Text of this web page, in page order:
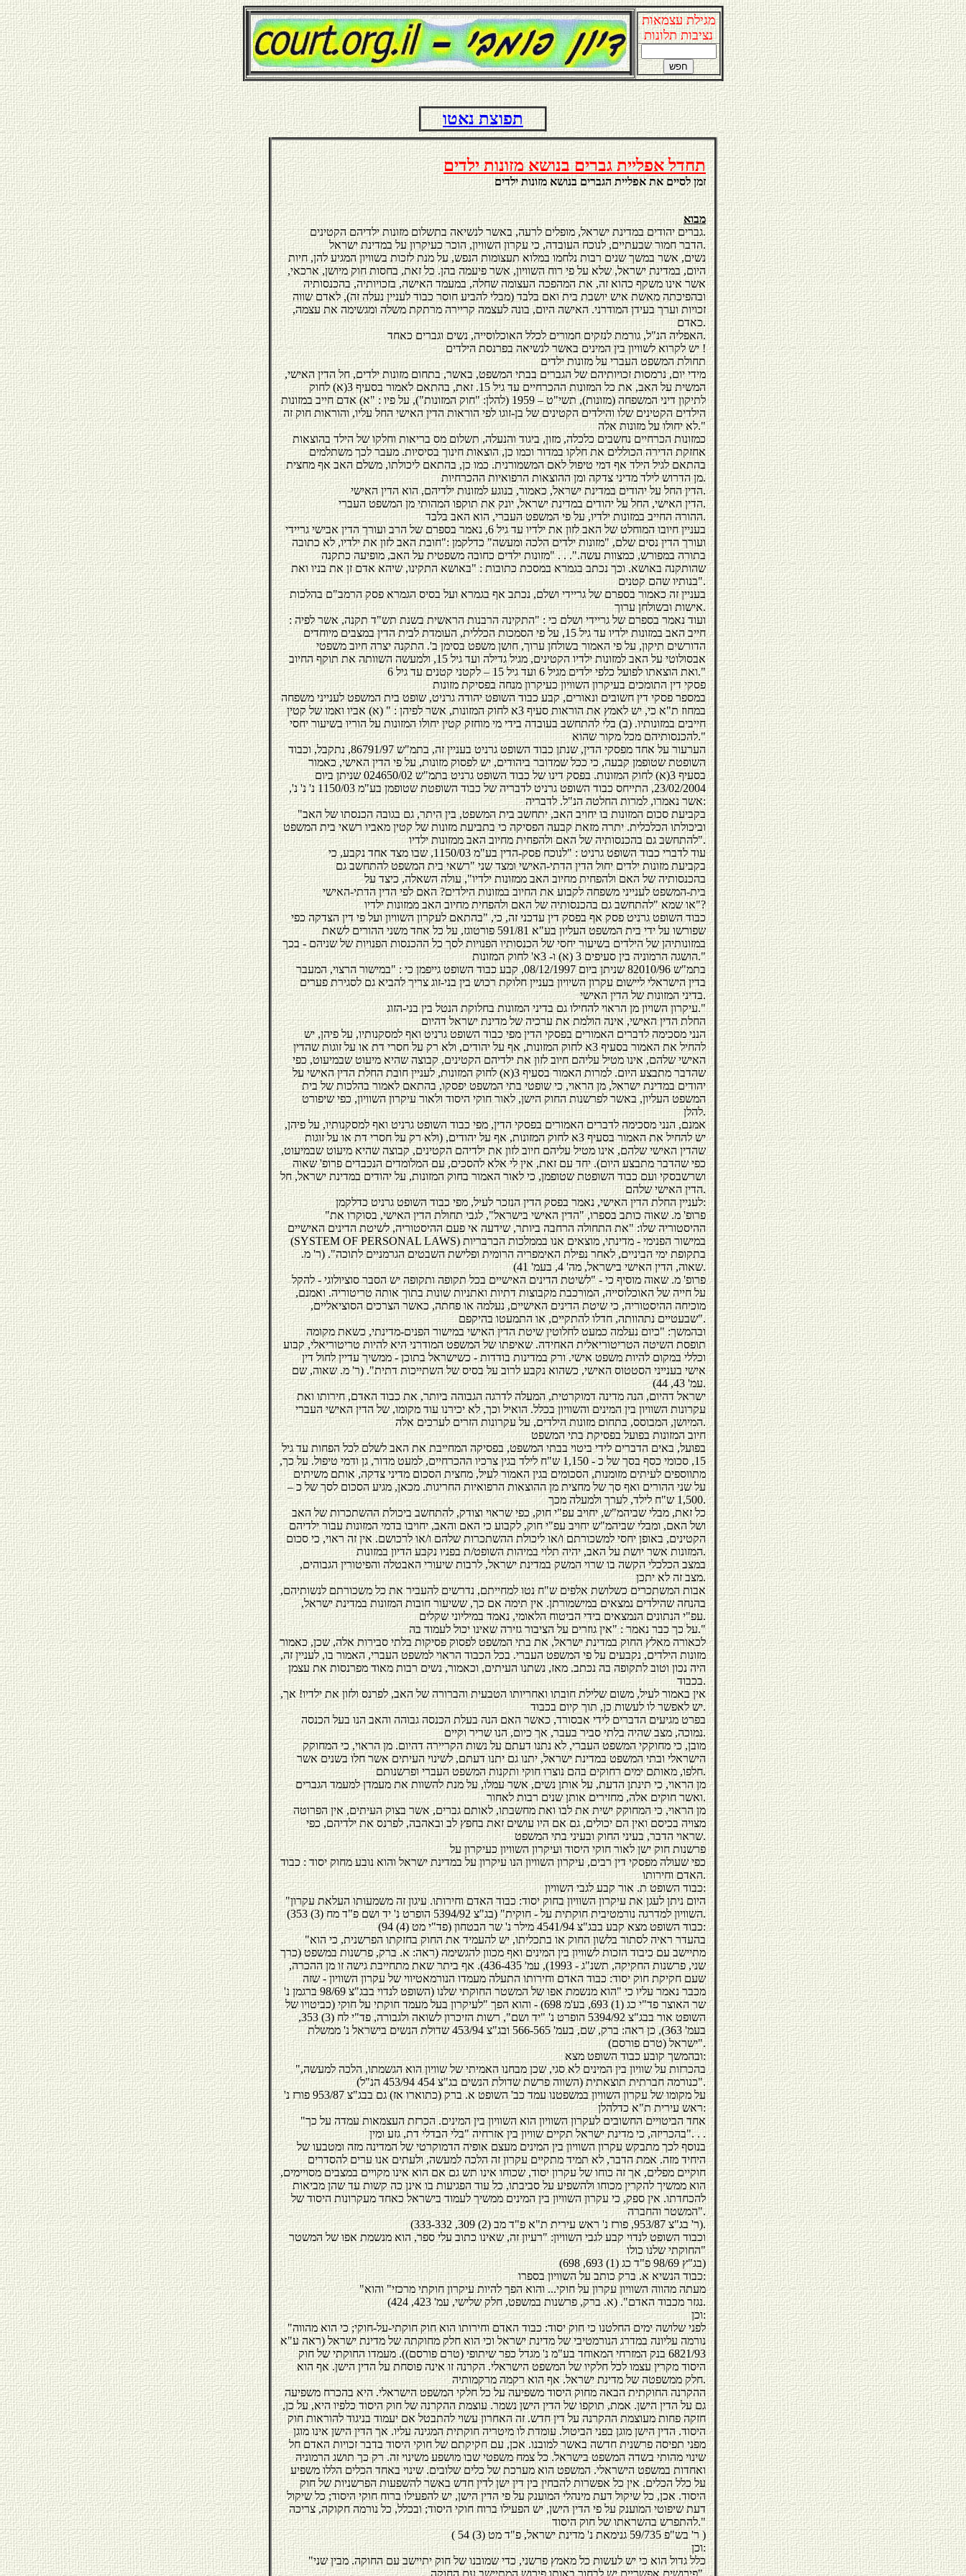
מגילת עצמאות
נציבות תלונות
תפוצת נאטו
תחדל אפליית גברים בנושא מזונות ילדים
זמן לסיים את אפליית הגברים בנושא מזונות ילדים
מבוא
גברים יהודים במדינת ישראל, מופלים לרעה, באשר לנשיאה בתשלום מזונות ילדיהם הקטינים.
הדבר חמור שבעתיים, לנוכח העובדה, כי עקרון השוויון, הוכר כעיקרון על במדינת ישראל.
נשים, אשר במשך שנים רבות נלחמו במלוא תעצומות הנפש, על מנת לזכות בשוויון המגיע להן, חיות
היום, במדינת ישראל, שלא על פי רוח השוויון, אשר פיעמה בהן. כל זאת, בחסות חוק מיושן, ארכאי,
אשר אינו משקף כהוא זה, את המהפכה העצומה שחלה, במעמד האישה, בזכויותיה, בהכנסותיה
ובהפיכתה מאשת איש יושבת בית ואם בלבד (מבלי להביע חוסר כבוד לעניין נעלה זה), לאדם שווה
זכויות וערך בעידן המודרני. האישה היום, בונה לעצמה קריירה מרתקת משלה ומגשימה את עצמה,
כאדם.
האפליה הנ"ל, גורמת לנזקים חמורים לכלל האוכלוסייה, נשים וגברים כאחד.
יש לקרוא לשוויון בין המינים באשר לנשיאה בפרנסת הילדים !
תחולת המשפט העברי על מזונות ילדים
מידי יום, נרמסות זכויותיהם של הגברים בבתי המשפט, באשר, בתחום מזונות ילדים, חל הדין האישי,
המשית על האב, את כל המזונות ההכרחיים עד גיל 15. זאת, בהתאם לאמור בסעיף 3(א) לחוק
לתיקון דיני המשפחה (מזונות), תשי"ט – 1959 (להלן: "חוק המזונות"), על פיו : "א) אדם חייב במזונות
הילדים הקטינים שלו והילדים הקטינים של בן-זוגו לפי הוראות הדין האישי החל עליו, והוראות חוק זה
לא יחולו על מזונות אלה."
כמזונות הכרחיים נחשבים כלכלה, מזון, ביגוד והנעלה, תשלום מס בריאות וחלקו של הילד בהוצאות
אחזקת הדירה הכוללים את חלקו במדור וכמו כן, הוצאות חינוך בסיסיות. מעבר לכך משתלמים
בהתאם לגיל הילד אף דמי טיפול לאם המשמורנית. כמו כן, בהתאם ליכולתו, משלם האב אף מחצית
מן הדרוש לילד מדיני צדקה ומן ההוצאות הרפואיות ההכרחיות.
הדין החל על יהודים במדינת ישראל, כאמור, בנוגע למזונות ילדיהם, הוא הדין האישי.
הדין האישי, החל על יהודים במדינת ישראל, יונק את תוקפו המהותי מן המשפט העברי.
ההורה החייב במזונות ילדיו, על פי המשפט העברי, הוא האב בלבד.
בעניין חיובו המוחלט של האב לזון את ילדיו עד גיל 6, נאמר בספרם של הרב ועורך הדין אבישי גריידי
ועורך הדין נסים שלם, "מזונות ילדים הלכה ומעשה" כדלקמן :"חובת האב לזון את ילדיו, לא כתובה
בתורה במפורש, כמצוות עשה.". . . "מזונות ילדים כחובה משפטית על האב, מופיעה כתקנה
שהותקנה באושא. וכך נכתב בגמרא במסכת כתובות : "באושא התקינו, שיהא אדם זן את בניו ואת
בנותיו שהם קטנים".
בעניין זה כאמור בספרם של גריידי ושלם, נכתב אף בגמרא ועל בסיס הגמרא פסק הרמב"ם בהלכות
אישות ובשולחן ערוך.
ועוד נאמר בספרם של גריידי ושלם כי : "התקינה הרבנות הראשית בשנת תש"ד תקנה, אשר לפיה :
חייב האב במזונות ילדיו עד גיל 15, על פי הסמכות הכללית, העומדת לבית הדין במצבים מיוחדים
הדורשים תיקון, על פי האמור בשולחן ערוך, חושן משפט בסימן ב'. התקנה יצרה חיוב משפטי
אבסולוטי על האב למזונות ילדיו הקטינים, מגיל גדילה ועד גיל 15, ולמעשה השוותה את תוקף החיוב
ואת הוצאתו לפועל כלפי ילדים מגיל 6 ועד גיל 15 – לקטני קטנים עד גיל 6."
פסקי דין התומכים בעיקרון השוויון כעיקרון מנחה בפסיקת מזונות
במספר פסקי דין חשובים ונאורים, קבע כבוד השופט יהודה גרניט, שופט בית המשפט לענייני משפחה
במחוז ת"א כי, יש לאמץ את הוראות סעיף 3א לחוק המזונות, אשר לפיהן : " (א) אביו ואמו של קטין
חייבים במזונותיו. (ב) בלי להתחשב בעובדה בידי מי מוחזק קטין יחולו המזונות על הוריו בשיעור יחסי
להכנסותיהם מכל מקור שהוא."
הערעור על אחד מפסקי הדין, שנתן כבוד השופט גרניט בעניין זה, בתמ"ש 86791/97, נתקבל, וכבוד
השופטת שטופמן קבעה, כי ככל שמדובר ביהודים, יש לפסוק מזונות, על פי הדין האישי, כאמור
בסעיף 3(א) לחוק המזונות. בפסק דינו של כבוד השופט גרניט בתמ"ש 024650/02 שניתן ביום
23/02/2004, התייחס כבוד השופט גרניט לדבריה של כבוד השופטת שטופמן בע"מ 1150/03 נ' נ' נ',
אשר נאמרו, למרות החלטה הנ"ל. לדבריה:
"בקביעת סכום המזונות בו יחויב האב, יתחשב בית המשפט, בין היתר, גם בגובה הכנסתו של האב
וביכולתו הכלכלית. יתרה מזאת קבעה הפסיקה כי בתביעת מזונות של קטין מאביו רשאי בית המשפט
להתחשב גם בהכנסותיה של האם ולהפחית מחיוב האב ממזונות ילדיו".
עוד לדברי כבוד השופט גרניט : "לנוכח פסק-הדין בע"מ 1150/03, שבו מצד אחד נקבע, כי
בקביעת מזונות ילדים יחול הדין הדתי-האישי ומצד שני "רשאי בית המשפט להתחשב גם
בהכנסותיה של האם ולהפחית מחיוב האב ממזונות ילדיו", עולה השאלה, כיצד על
בית-המשפט לענייני משפחה לקבוע את החיוב במזונות הילדים? האם לפי הדין הדתי-האישי
או שמא "להתחשב גם בהכנסותיה של האם ולהפחית מחיוב האב ממזונות ילדיו"?
כבוד השופט גרניט פסק אף בפסק דין עדכני זה, כי, "בהתאם לעקרון השוויון ועל פי דין הצדקה כפי
שפורשו על ידי בית המשפט העליון בע"א 591/81 פורטוגז, על כל אחד משני ההורים לשאת
במזונותיהן של הילדים בשיעור יחסי של הכנסותיו הפנויות לסך כל ההכנסות הפנויות של שניהם - בכך
הושגה הרמוניה בין סעיפים 3 (א) ו- 3א' לחוק המזונות."
בתמ"ש 82010/96 שניתן ביום 08/12/1997, קבע כבוד השופט גייפמן כי : "במישור הרצוי, המעבר
בדין הישראלי ליישום עקרון השיויון בעניין חלוקת רכוש בין בני-זוג צריך להביא גם לסגירת פערים
בדיני המזונות של הדין האישי.
עיקרון השויון מן הראוי להחילו גם בדיני המזונות בחלוקת הנטל בין בני-הזוג."
החלת הדין האישי, אינה הולמת את ערכיה של מדינת ישראל דהיום
הנני מסכימה לדברים האמורים בפסקי הדין מפי כבוד השופט גרניט ואף למסקנותיו, על פיהן, יש
להחיל את האמור בסעיף 3א לחוק המזונות, אף על יהודים, ולא רק על חסרי דת או על זוגות שהדין
האישי שלהם, אינו מטיל עליהם חיוב לזון את ילדיהם הקטינים, קבוצה שהיא מיעוט שבמיעוט, כפי
שהדבר מתבצע היום. למרות האמור בסעיף 3(א) לחוק המזונות, לעניין חובת החלת הדין האישי על
יהודים במדינת ישראל, מן הראוי, כי שופטי בתי המשפט יפסקו, בהתאם לאמור בהלכות של בית
המשפט העליון, באשר לפרשנות החוק הישן, לאור חוקי היסוד ולאור עיקרון השוויון, כפי שיפורט
להלן.
אמנם, הנני מסכימה לדברים האמורים בפסקי הדין, מפי כבוד השופט גרניט ואף למסקנותיו, על פיהן,
יש להחיל את האמור בסעיף 3א לחוק המזונות, אף על יהודים, (ולא רק על חסרי דת או על זוגות
שהדין האישי שלהם, אינו מטיל עליהם חיוב לזון את ילדיהם הקטינים, קבוצה שהיא מיעוט שבמיעוט,
כפי שהדבר מתבצע היום). יחד עם זאת, אין לי אלא להסכים, עם המלומדים הנכבדים פרופ' שאוה
ושרשבסקי ועם כבוד השופטת שטופמן, כי לאור האמור בחוק המזונות, על יהודים במדינת ישראל, חל
הדין האישי שלהם.
לעניין החלת הדין האישי, נאמר בפסק הדין הנזכר לעיל, מפי כבוד השופט גרניט כדלקמן:
"פרופ' מ. שאוה כותב בספרו, "הדין האישי בישראל", לגבי תחולת הדין האישי, בסוקרו את
ההיסטוריה שלו: "את התחולה הרחבה ביותר, שידעה אי פעם ההיסטוריה, לשיטת הדינים האישיים
(SYSTEM OF PERSONAL LAWS) במישור הפנימי - מדינתי, מוצאים אנו בממלכות הברבריות
בתקופת ימי הביניים, לאחר נפילת האימפריה הרומית ופלישת השבטים הגרמניים לתוכה". (ר' מ.
שאוה, הדין האישי בישראל, מה' 4, בעמ' 41).
פרופ' מ. שאוה מוסיף כי - "לשיטת הדינים האישיים בכל תקופה ותקופה יש הסבר סוציולוגי - להקל
על חייה של האוכלוסייה, המורכבת מקבוצות דתיות ואתניות שונות בתוך אותה טריטוריה. ואמנם,
מוכיחה ההיסטוריה, כי שיטת הדינים האישיים, נעלמה או פחתה, כאשר הצרכים הסוציאליים,
שבעטיים נתהוותה, חדלו להתקיים, או התמעטו בהיקפם".
ובהמשך: "כיום נעלמה כמעט לחלוטין שיטת הדין האישי במישור הפנים-מדינתי, כשאת מקומה
תופסת השיטה הטריטוריאלית האחידה. שאיפתו של המשפט המודרני היא להיות טריטוריאלי, קבוע
וכללי במקום להיות משפט אישי. ורק במדינות בודדות - כשישראל בתוכן - ממשיך עדיין לחול דין
אישי בענייני הסטטוס האישי, כשהוא נקבע לרוב על בסיס של השתייכות דתית". (ר' מ. שאוה, שם
עמ' 43, 44).
ישראל דהיום, הנה מדינה דמוקרטית, המעלה לדרגה הגבוהה ביותר, את כבוד האדם, חירותו ואת
עקרונות השוויון בין המינים והשוויון בכלל. הואיל וכך, לא יכירנו עוד מקומו, של הדין האישי העברי
המיושן, המבוסס, בתחום מזונות הילדים, על עקרונות הזרים לערכים אלה.
חיוב המזונות בפועל בפסיקת בתי המשפט
בפועל, באים הדברים לידי ביטוי בבתי המשפט, בפסיקה המחייבת את האב לשלם לכל הפחות עד גיל
15, סכומי כסף בסך של כ - 1,150 ש"ח לילד בגין צרכיו ההכרחיים, למעט מדור, גן ודמי טיפול. על כך,
מתווספים לעיתים מזומנות, הסכומים בגין האמור לעיל, מחצית הסכום מדיני צדקה, אותם משיתים
על שני ההורים ואף סך של מחצית מן ההוצאות הרפואיות החריגות. מכאן, מגיע הסכום לסך של כ –
1,500 ש"ח לילד, לערך ולמעלה מכך.
כל זאת, מבלי שביהמ"ש, יחויב עפ"י חוק, כפי שראוי וצודק, להתחשב ביכולת ההשתכרות של האב
ושל האם, ומבלי שביהמ"ש יחויב עפ"י חוק, לקבוע כי האם והאב, יחויבו בדמי המזונות עבור ילדיהם
הקטינים, באופן יחסי למשכורתם ו/או ליכולת ההשתכרות שלהם ו/או לרכושם. אין זה ראוי, כי סכום
המזונות אשר יושת על האב, יהיה תלוי במיהות השופט/ת בפניו נקבע הדיון במזונות.
במצב הכלכלי הקשה בו שרוי המשק במדינת ישראל, לרבות שיעורי האבטלה והפיטורין הגבוהים,
מצב זה לא יתכן.
אבות המשתכרים כשלושת אלפים ש"ח נטו למחייתם, נדרשים להעביר את כל משכורתם לנשותיהם,
בהנחה שהילדים נמצאים במישמורתן. אין תימה אם כך, ששיעור חובות המזונות במדינת ישראל,
עפ"י הנתונים הנמצאים בידי הביטוח הלאומי, נאמד במיליוני שקלים.
על כך כבר נאמר : "אין גוזרים על הציבור גזירה שאינו יכול לעמוד בה."
לכאורה מאלץ החוק במדינת ישראל, את בתי המשפט לפסוק פסיקות בלתי סבירות אלה, שכן, כאמור
מזונות הילדים, נקבעים על פי המשפט העברי. בכל הכבוד הראוי למשפט העברי, האמור בו, לעניין זה,
היה נכון וטוב לתקופה בה נכתב. מאז, נשתנו העיתים, וכאמור, נשים רבות מאוד מפרנסות את עצמן
בכבוד.
אין באמור לעיל, משום שלילת חובתו ואחריותו הטבעית והברורה של האב, לפרנס ולזון את ילדיו! אך,
יש לאפשר לו לעשות כן, תוך קיום בכבוד.
בפרט מגיעים הדברים לידי אבסורד, כאשר האם הנה בעלת הכנסה גבוהה והאב הנו בעל הכנסה
נמוכה, מצב שהיה בלתי סביר בעבר, אך כיום, הנו שריר וקיים.
מובן, כי מחוקקי המשפט העברי, לא נתנו דעתם על נשות הקריירה דהיום. מן הראוי, כי המחוקק
הישראלי ובתי המשפט במדינת ישראל, יתנו גם יתנו דעתם, לשינוי העיתים אשר חלו בשנים אשר
חלפו, מאותם ימים רחוקים בהם נוצרו חוקי ותקנות המשפט העברי ופרשנותם.
מן הראוי, כי תינתן הדעת, על אותן נשים, אשר עמלו, על מנת להשוות את מעמדן למעמד הגברים
ואשר חוקים אלה, מחזירים אותן שנים רבות לאחור.
מן הראוי, כי המחוקק ישית את לבו ואת מחשבתו, לאותם גברים, אשר בצוק העיתים, אין הפרוטה
מצויה בכיסם ואין הם יכולים, גם אם היו עושים זאת בחפץ לב ובאהבה, לפרנס את ילדיהם, כפי
שראוי הדבר, בעיני החוק ובעיני בתי המשפט.
פרשנות חוק ישן לאור חוקי היסוד ועיקרון השוויון כעיקרון על
כפי שעולה מפסקי דין רבים, עיקרון השוויון הנו עיקרון על במדינת ישראל והוא נובע מחוק יסוד : כבוד
האדם וחירותו.
כבוד השופט ת. אור קבע לגבי השוויון:
"היום ניתן לעגן את עיקרון השוויון בחוק יסוד: כבוד האדם וחירותו. עיגון זה משמעותו העלאת עקרון
השוויון למדרגה נורמטיבית חוקתית על - חוקית" (בג"צ 5394/92 הופרט נ' יד ושם פ"ד מח (3) 353).
כבוד השופט מצא קבע בבג"צ 4541/94 מילר נ' שר הבטחון (פד"י מט (4) 94):
"בהעדר ראיה לסתור בלשון החוק או בתכליתו, יש להעמיד את החוק בחזקתו הפרשנית, כי הוא
מתיישב עם כיבוד הזכות לשוויון בין המינים ואף מכוון להגשימה (ראה: א. ברק, פרשנות במשפט (כרך
שני, פרשנות החקיקה, תשנ"ג - 1993), עמ' 436-435). אף ביתר שאת מתחייבת גישה זו מן ההכרה,
שעם חקיקת חוק יסוד: כבוד האדם וחירותו התעלה מעמדו הנורמאטיווי של עקרון השוויון - שזה
מכבר נאמר עליו כי "הוא מנשמת אפו של המשטר החוקתי שלנו (השופט לנדוי בבג"צ 98/69 ברגמן נ'
שר האוצר פד"י כג (1) 693, בע'מ 698) - והוא הפך "לעיקרון בעל מעמד חוקתי על חוקי (כביטויו של
השופט אור בבג"צ 5394/92 הופרט נ' "יד ושם", רשות הזיכרון לשואה ולגבורה, פד"י לח (3) 353,
בעמ' 363), כן ראה: ברק, שם, בעמ' 566-565 ובג"צ 453/94 שדולת הנשים בישראל נ' ממשלת
ישראל (טרם פורסם)".
ובהמשך קובע כבוד השופט מצא:
"בהכרזות על שוויון בין המינים לא סגי, שכן מבחנו האמיתי של שוויון הוא הגשמתו, הלכה למעשה,
כנורמה חברתית תוצאתית (השווה פרשת שדולת הנשים בג"צ 454 453/94 הנ"ל)".
על מקומו של עקרון השוויון במשפטנו עמד כב' השופט א. ברק (כתוארו אז) גם בבג"צ 953/87 פורז נ'
ראש עירית ת"א כדלהלן:
"אחד הביטויים החשובים לעקרון השוויון הוא השוויון בין המינים. הכרזת העצמאות עמדה על כך
בהכריזה, כי מדינת ישראל תקיים שוויון בין אזרחיה "בלי הבדלי דת, גזע ומין". . .
בנוסף לכך מתבקש עקרון השוויון בין המינים מעצם אופיה הדמוקרטי של המדינה מזה ומטבעו של
היחיד מזה. אמת הדבר, לא תמיד מתקיים עקרון זה הלכה למעשה, ולעתים אנו ערים להסדרים
חוקיים מפלים, אך זה כוחו של עקרון יסוד, שכוחו אינו תש גם אם הוא אינו מקויים במצבים מסויימים,
הוא ממשיך להקרין מכוחו ולהשפיע על סביבתו, כל עוד הפגיעות בו אינן כה קשות עד שהן מביאות
להכחדתו. אין ספק, כי עקרון השוויון בין המינים ממשיך לעמוד בישראל כאחד מעקרונות היסוד של
המשטר והחברה".
(ר' בג"צ 953/87, פורז נ' ראש עירית ת"א פ"ד מב (2) 309, 333-332).
וכבוד השופט לנדוי קבע לגבי השוויון: "רעיון זה, שאינו כתוב עלי ספר, הוא מנשמת אפו של המשטר
החוקתי שלנו כולו"
(בג"ץ 98/69 פ"ד כג (1) 693, 698)
כבוד הנשיא א. ברק כותב על השוויון בספרו:
"מעתה מהווה השוויון עקרון על חוקי... והוא הפך להיות עיקרון חוקתי מרכזי" והוא
נגזר מכבוד האדם". (א. ברק, פרשנות במשפט, חלק שלישי, עמ' 423, 424).
וכן:
"לפני שלושה ימים החלטנו כי חוק יסוד: כבוד האדם וחירותו הוא חוק חוקתי-על-חוקי; כי הוא מהווה
נורמה עליונה במדרג הנורמטיבי של מדינת ישראל וכי הוא חלק מחוקתה של מדינת ישראל (ראה ע"א
6821/93 בנק המזרחי המאוחד בע"מ נ' מגדל כפר שיתופי (טרם פורסם)). מעמדו החוקתי של חוק
היסוד מקרין עצמו לכל חלקיו של המשפט הישראלי. הקרנה זו אינה פוסחת על הדין הישן. אף הוא
חלק ממשפטה של מדינת ישראל. אף הוא רקמה מרקמותיה.
ההקרנה החוקתית הבאה מחוק היסוד משפיעה על כל חלקי המשפט הישראלי. היא בהכרח משפיעה
גם על הדין הישן. אמת, תוקפו של הדין הישן נשמר. עוצמת ההקרנה של חוק היסוד כלפיו היא, על כן,
חזקה פחות מעוצמת ההקרנה על דין חדש. זה האחרון עשוי להתבטל אם יעמוד בניגוד להוראות חוק
היסוד. הדין הישן מוגן בפני הביטול. עומדת לו מיטריה חוקתית המגינה עליו. אך הדין הישן אינו מוגן
מפני תפיסה פרשנית חדשה באשר למובנו. אכן, עם חקיקתם של חוקי היסוד בדבר זכויות האדם חל
שינוי מהותי בשדה המשפט בישראל. כל צמח משפטי שבו מושפע משינוי זה. רק כך תושג הרמוניה
ואחדות במשפט הישראלי. המשפט הוא מערכת של כלים שלובים. שינוי באחד הכלים הללו משפיע
על כלל הכלים. אין כל אפשרות להבחין בין דין ישן לדין חדש באשר להשפעות הפרשניות של חוק
היסוד. אכן, כל שיקול דעת מינהלי המוענק על פי הדין הישן, יש להפעילו ברוח חוקי היסוד; כל שיקול
דעת שיפוטי המוענק על פי הדין הישן, יש הפעילו ברוח חוקי היסוד; ובכלל, כל נורמה חקוקה, צריכה
להתפרש בהשראתו של חוק היסוד."
( ר' בש"פ 59/735 גנימאת נ' מדינת ישראל, פ"ד מט (3) 54 )
וכן:
"כלל גדול הוא כי יש לעשות כל מאמץ פרשני, כדי שמובנו של חוק יתיישב עם החוקה. מבין שני
פירושים אפשריים יש לבחור באותו פירוש המתיישב עם החוקה".